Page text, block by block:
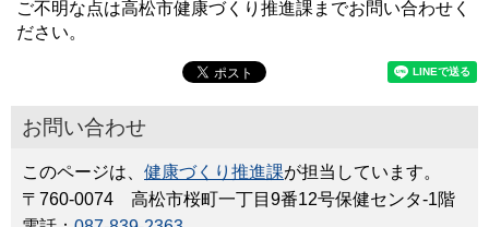
ご不明な点は高松市健康づくり推進課までお問い合わせく
ださい。
お問い合わせ
このページは、 健康づくり推進課が担当しています。
〒760-0074 高松市桜町一丁目9番12号保健センタ-1階